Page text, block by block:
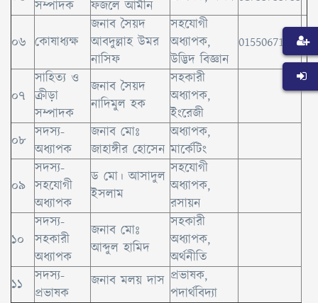
সম্পাদক
ফজলে আমীন
০৬ কোষাধ্যক্ষ
জনাব সৈয়দ
আবদুল্লাহ উমর
নাসিফ
সহযোগী
অধ্যাপক,
উদ্ভিদ বিজ্ঞান
01550671975
০৭
সাহিত্য ও
ক্রীড়া
সম্পাদক
জনাব সৈয়দ
নাদিমুল হক
সহকারী
অধ্যাপক,
ইংরেজী
০৮ সদস্য-
অধ্যাপক
জনাব মোঃ
জাহাঙ্গীর হোসেন
অধ্যাপক,
মার্কেটিং
০৯
সদস্য-
সহযোগী
অধ্যাপক
ড মো। আসাদুল
ইসলাম
সহযোগী
অধ্যাপক,
রসায়ন
১০
সদস্য-
সহকারী
অধ্যাপক
জনাব মোঃ
আব্দুল হামিদ
সহকারী
অধ্যাপক,
অর্থনীতি
১১
সদস্য-
প্রভাষক
জনাব মলয় দাস প্রভাষক,
পদার্থবিদ্যা